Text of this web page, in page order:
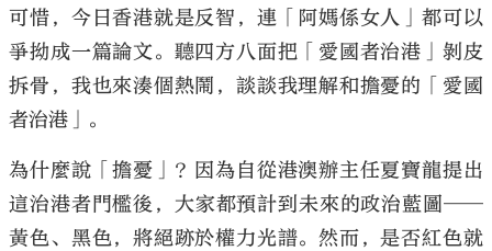
可惜，今日香港就是反智，連「阿媽係女人」都可以
爭拗成一篇論文。聽四方八面把「愛國者治港」剝皮
拆骨，我也來湊個熱鬧，談談我理解和擔憂的「愛國
者治港」。
為什麼說「擔憂」？因為自從港澳辦主任夏寶龍提出
這治港者門檻後，大家都預計到未來的政治藍圖──
黃色、黑色，將絕跡於權力光譜。然而，是否紅色就